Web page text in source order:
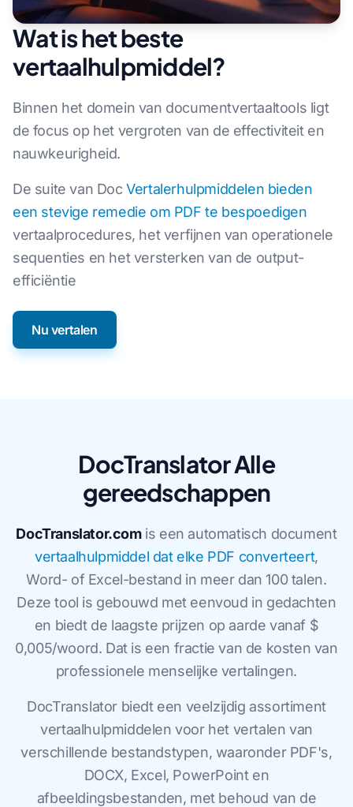
Wat is het beste
vertaalhulpmiddel?
Binnen het domein van documentvertaaltools ligt
de focus op het vergroten van de effectiviteit en
nauwkeurigheid.
De suite van DocVertalerhulpmiddelen bieden
een stevige remedie om PDF te bespoedigen
vertaalprocedures, het verfijnen van operationele
sequenties en het versterken van de output-
efficiëntie
Nu vertalen
DocTranslator Alle
gereedschappen
DocTranslator.comis een automatisch document
vertaalhulpmiddel dat elke PDF converteert,
Word- of Excel-bestand in meer dan 100 talen.
Deze tool is gebouwd met eenvoud in gedachten
en biedt de laagste prijzen op aarde vanaf $
0,005/woord. Dat is een fractie van de kosten van
professionele menselijke vertalingen.
DocTranslator biedt een veelzijdig assortiment
vertaalhulpmiddelen voor het vertalen van
verschillende bestandstypen, waaronder PDF's,
DOCX, Excel, PowerPoint en
afbeeldingsbestanden, met behoud van de